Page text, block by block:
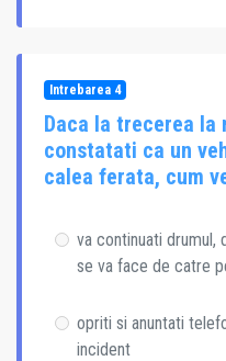
Intrebarea 4
Daca la trecerea
constatati ca un
calea ferata, cum
va continuati drumul,
se va face de catre
opriti si anuntati
incident